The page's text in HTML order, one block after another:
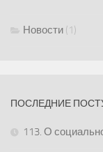
Новости (1)
ПОСЛЕДНИЕ
113. О